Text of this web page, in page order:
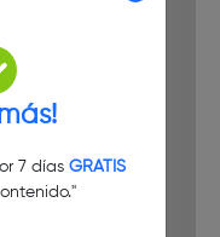
7 días GRATIS